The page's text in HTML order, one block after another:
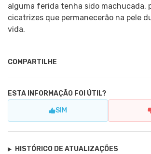
alguma ferida tenha sido machucada,
cicatrizes que permanecerão na pele
vida.
COMPARTILHE
ESTA INFORMAÇÃO FOI ÚTIL?
SIM
HISTÓRICO DE ATUALIZAÇÕES